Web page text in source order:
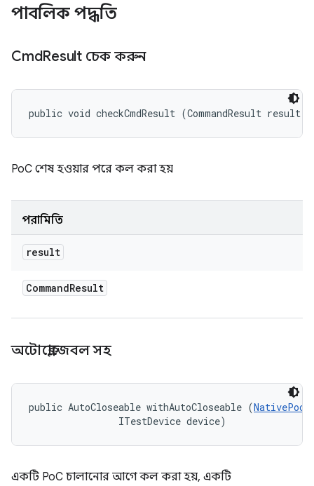
পাবলিক পদ্ধতি
CmdResult চেক করুন
public void checkCmdResult (CommandResult result)
PoC শেষ হওয়ার পরে কল করা হয়
পরামিতি
result
CommandResult
অটোক্লোজেবল সহ
public AutoCloseable withAutoCloseable (NativePoc
                ITestDevice device)
একটি PoC চালানোর আগে কল করা হয়, একটি